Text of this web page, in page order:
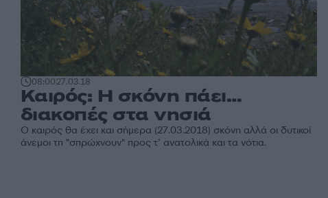
08:0027.03.18
Καιρός: Η σκόνη πάει…
διακοπές στα νησιά
Ο καιρός θα έχει και σήμερα (27.03.2018) σκόνη αλλά οι δυτικοί
άνεμοι τη "σπρώχνουν" προς τ’ ανατολικά και τα νότια.